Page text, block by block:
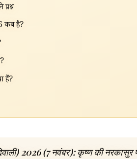
कब है?
हैं?
2026 (7 नवंबर): कृष्ण की